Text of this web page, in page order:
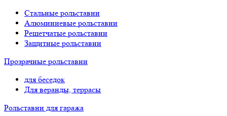
Стальные рольставни
Алюминиевые рольставни
Решетчатые рольставни
Защитные рольставни
Прозрачные рольставни
для беседок
Для веранды, террасы
Рольставни для гаража